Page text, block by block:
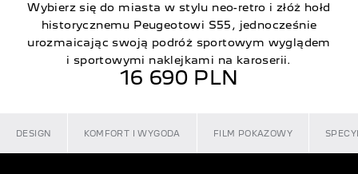
Wybierz się do miasta w stylu neo-retro i złóż hołd
historycznemu Peugeotowi S55, jednocześnie
urozmaicając swoją podróż sportowym wyglądem
i sportowymi naklejkami na karoserii.
16 690 PLN
DESIGN KOMFORT I WYGODA FILM POKAZOWY